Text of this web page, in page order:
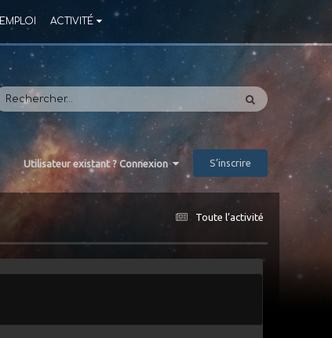
EMPLOI ACTIVITÉ
Utilisateur existant ? Connexion S’inscrire
Toute l’activité